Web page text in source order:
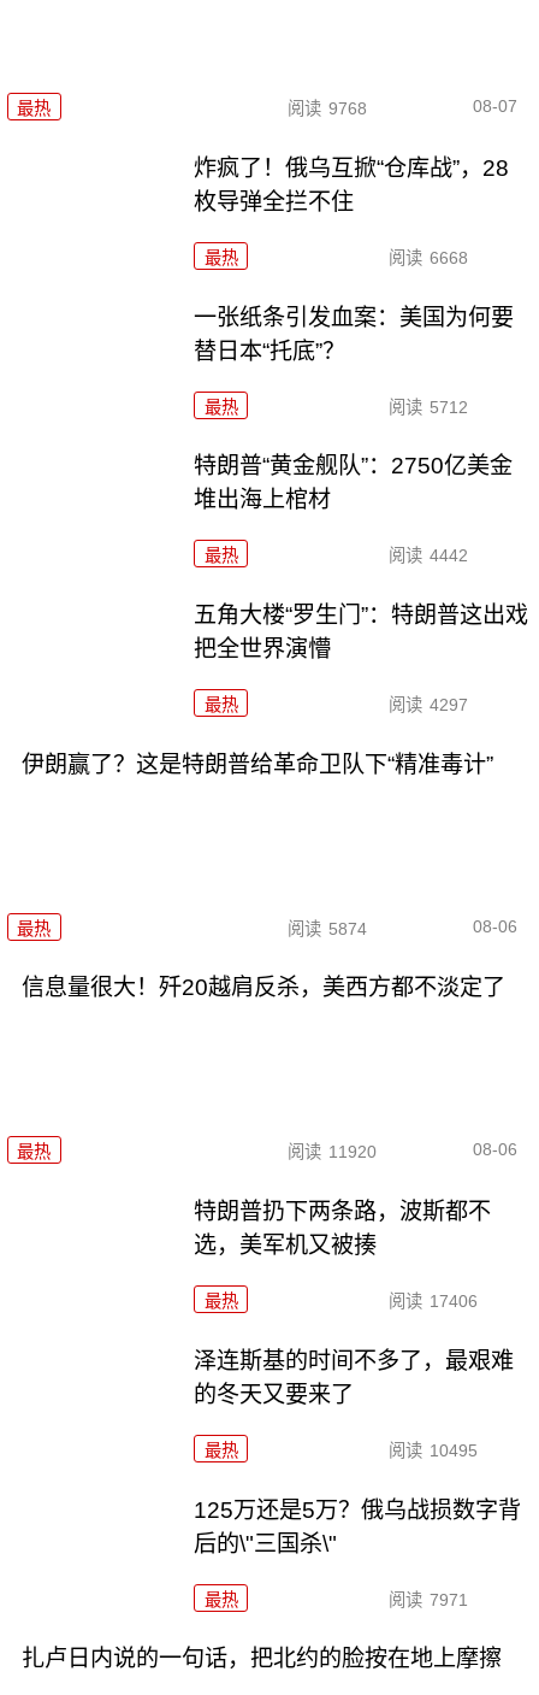
最热 阅读 9768 08-07
炸疯了！俄乌互掀“仓库战”，28
枚导弹全拦不住
最热 阅读 6668
一张纸条引发血案：美国为何要
替日本“托底”？
最热 阅读 5712
特朗普“黄金舰队”：2750亿美金
堆出海上棺材
最热 阅读 4442
五角大楼“罗生门”：特朗普这出戏
把全世界演懵
最热 阅读 4297
伊朗赢了？这是特朗普给革命卫队下“精准毒计”
最热 阅读 5874 08-06
信息量很大！歼20越肩反杀，美西方都不淡定了
最热 阅读 11920 08-06
特朗普扔下两条路，波斯都不
选，美军机又被揍
最热 阅读 17406
泽连斯基的时间不多了，最艰难
的冬天又要来了
最热 阅读 10495
125万还是5万？俄乌战损数字背
后的\"三国杀\"
最热 阅读 7971
扎卢日内说的一句话，把北约的脸按在地上摩擦